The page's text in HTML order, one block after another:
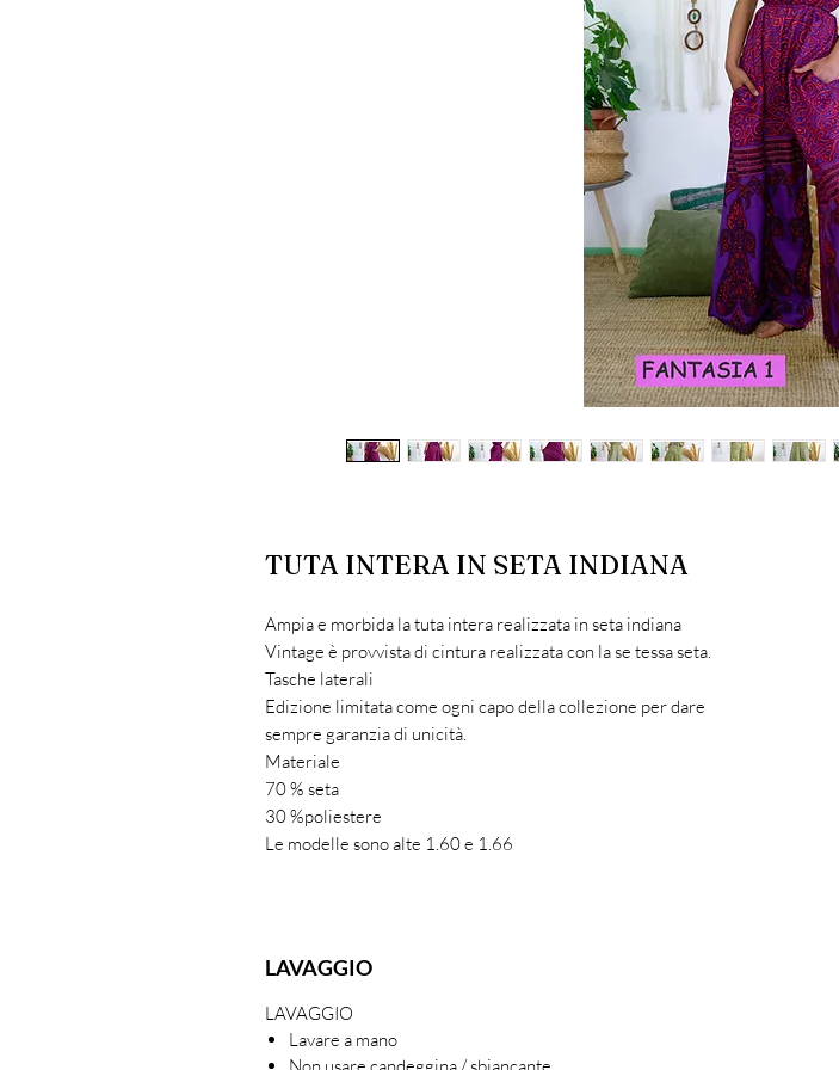
TUTA INTERA IN SETA INDIANA
Ampia e morbida la tuta intera realizzata in seta indiana
Vintage è provvista di cintura realizzata con la se tessa seta.
Tasche laterali
Edizione limitata come ogni capo della collezione per dare
sempre garanzia di unicità.
Materiale
70 % seta
30 %poliestere
Le modelle sono alte 1.60 e 1.66
LAVAGGIO
LAVAGGIO
Lavare a mano